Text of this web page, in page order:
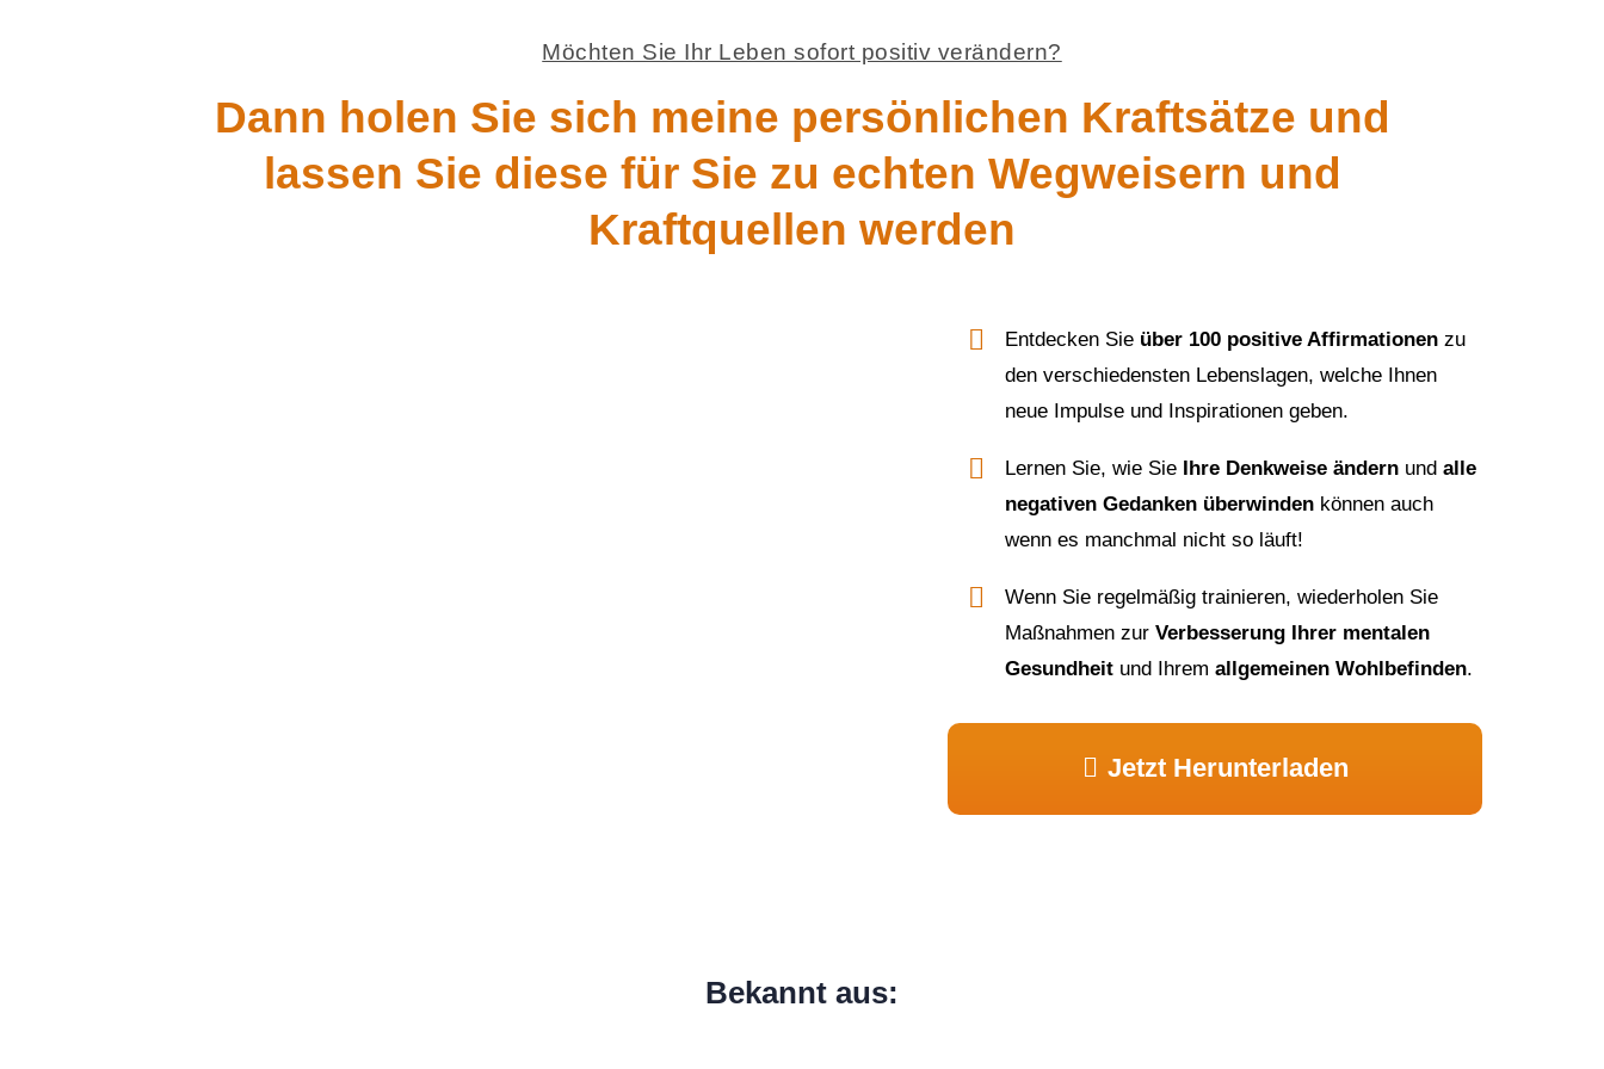
Möchten Sie Ihr Leben sofort positiv verändern?
Dann holen Sie sich meine persönlichen Kraftsätze und
lassen Sie diese für Sie zu echten Wegweisern und
Kraftquellen werden
Entdecken Sie über 100 positive Affirmationenzu
den verschiedensten Lebenslagen, welche Ihnen
neue Impulse und Inspirationen geben.
Lernen Sie, wie Sie Ihre Denkweise ändernund alle
negativen Gedanken überwindenkönnen auch
wenn es manchmal nicht so läuft!
Wenn Sie regelmäßig trainieren, wiederholen Sie
Maßnahmen zur Verbesserung Ihrer mentalen
Gesundheit und Ihrem allgemeinen Wohlbefinden.
Jetzt Herunterladen
Bekannt aus: